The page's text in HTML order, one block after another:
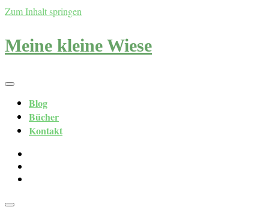
Zum Inhalt springen
Meine kleine Wiese
Blog
Bücher
Kontakt